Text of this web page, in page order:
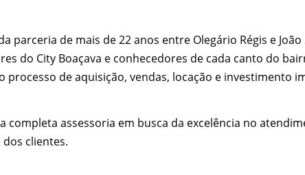
parceria de mais de 22 anos entre Olegário Régis e
do City Boaçava e conhecedores de cada canto do
processo de aquisição, vendas, locação e investimento
completa assessoria em busca da excelência no
clientes.